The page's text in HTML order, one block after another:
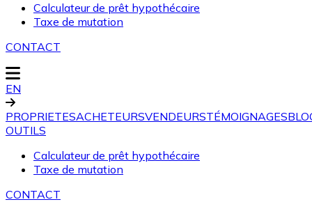
Calculateur de prêt hypothécaire
Taxe de mutation
CONTACT
EN
PROPRIETESACHETEURSVENDEURSTÉMOIGNAGES
OUTILS
Calculateur de prêt hypothécaire
Taxe de mutation
CONTACT